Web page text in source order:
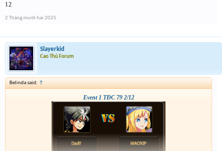
12
2 Tháng mười hai 2025
Slayerkid
Cao Thủ Forum
Belinda said: ↑
Event 1 TĐC 79 2/12